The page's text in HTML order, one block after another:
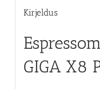
Kirjeldus
GIGA X8